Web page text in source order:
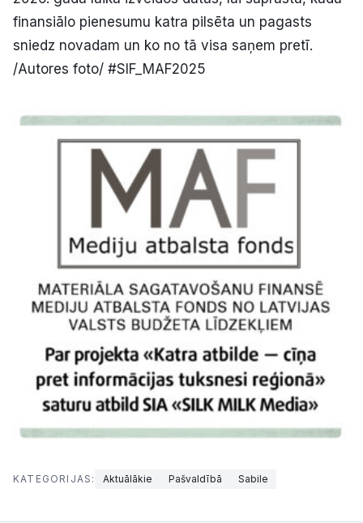
finansiālo pienesumu katra pilsēta un pagasts
sniedz novadam un ko no tā visa saņem pretī.
/Autores foto/ #SIF_MAF2025
KATEGORIJAS: Aktuālākie Pašvaldībā Sabile